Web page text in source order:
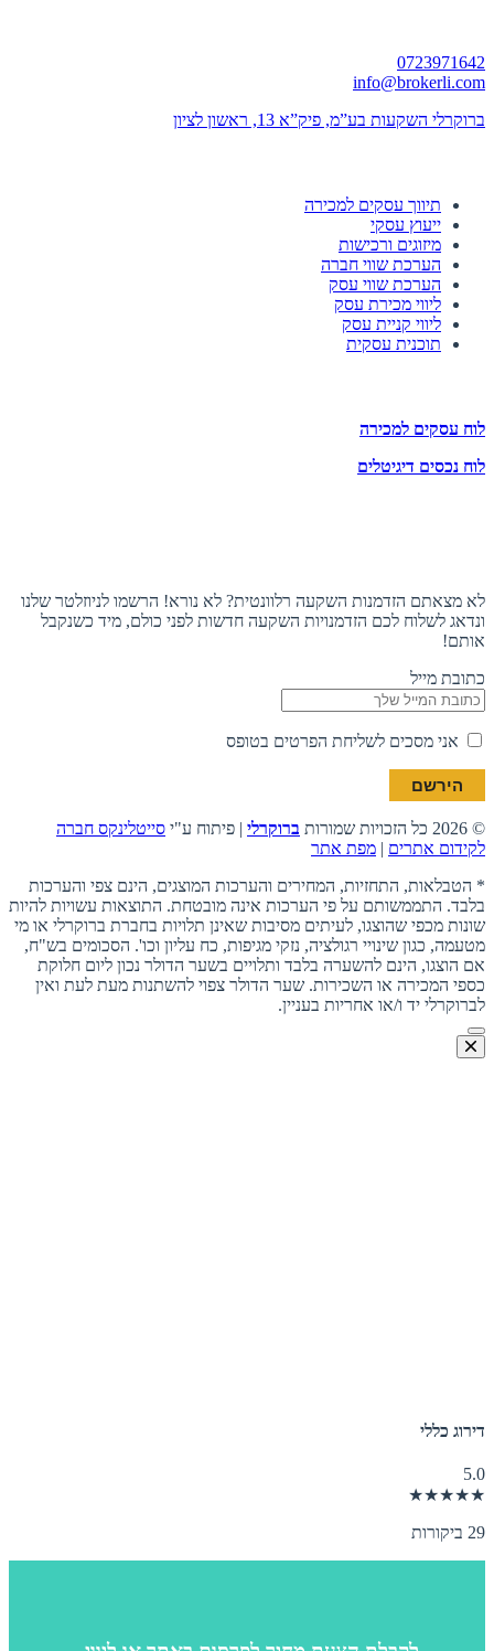
0723971642
info@brokerli.com
ברוקרלי השקעות בע”מ, פיק”א 13, ראשון לציון
תיווך עסקים למכירה
ייעוץ עסקי
מיזוגים ורכישות
הערכת שווי חברה
הערכת שווי עסק
ליווי מכירת עסק
ליווי קניית עסק
תוכנית עסקית
לוח עסקים למכירה
לוח נכסים דיגיטלים
לא מצאתם הזדמנות השקעה רלוונטית? לא נורא! הרשמו לניוזלטר שלנו
ונדאג לשלוח לכם הזדמנויות השקעה חדשות לפני כולם, מיד כשנקבל
אותם!
כתובת מייל
אני מסכים לשליחת הפרטים בטופס
© 2026 כל הזכויות שמורות ברוקרלי | פיתוח ע"י סייטלינקס חברה
לקידום אתרים | מפת אתר
* הטבלאות, התחזיות, המחירים והערכות המוצגים, הינם צפי והערכות
בלבד. התממשותם על פי הערכות אינה מובטחת. התוצאות עשויות להיות
שונות מכפי שהוצגו, לעיתים מסיבות שאינן תלויות בחברת ברוקרלי או מי
מטעמה, כגון שינויי רגולציה, נזקי מגיפות, כח עליון וכו'. הסכומים בש"ח,
אם הוצגו, הינם להשערה בלבד ותלויים בשער הדולר נכון ליום חלוקת
כספי המכירה או השכירות. שער הדולר צפוי להשתנות מעת לעת ואין
לברוקרלי יד ו/או אחריות בעניין.
דירוג כללי
5.0
★★★★★
29 ביקורות